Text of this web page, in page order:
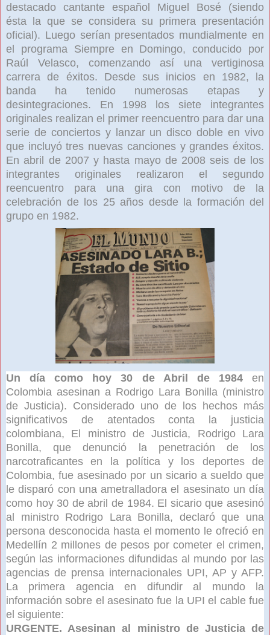
destacado cantante español Miguel Bosé
(siendo
ésta la que se considera su primera presentación
oficial). Luego serían presentados mundialmente en
el programa Siempre en Domingo, conducido por
Raúl Velasco, comenzando así una vertiginosa
carrera de éxitos. Desde sus inicios en 1982, la
banda ha tenido numerosas etapas y
desintegraciones. En 1998
los siete integrantes
originales realizan el primer reencuentro para dar una
serie de conciertos y lanzar un disco doble en vivo
que incluyó tres nuevas canciones y grandes éxitos.
En abril de 2007 y hasta mayo de 2008 seis de los
integrantes originales realizaron el segundo
reencuentro para una gira con motivo de la
celebración de los 25 años desde la formación del
grupo en 1982.
Un día como hoy 30 de Abril de 1984en
Colombia asesinan a Rodrigo Lara Bonilla (ministro
de Justicia). Considerado uno de los hechos más
significativos de atentados conta la justicia
colombiana, El ministro de Justicia, Rodrigo Lara
Bonilla, que denunció la penetración de los
narcotraficantes en la política y los deportes de
Colombia, fue asesinado por un sicario a sueldo que
le disparó con una ametralladora el asesinato un día
como hoy 30 de abril de 1984. El sicario que asesinó
al ministro Rodrigo Lara Bonilla, declaró que una
persona desconocida hasta el momento le ofreció en
Medellín 2 millones de pesos por cometer el crimen,
según las informaciones difundidas al mundo por las
agencias de prensa internacionales UPI, AP y AFP.
La primera agencia en difundir al mundo la
información sobre el asesinato fue la UPI el cable fue
el siguiente:
URGENTE. Asesinan al ministro de Justicia de